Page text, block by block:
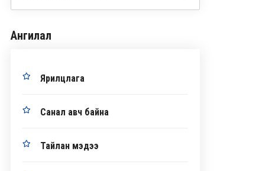
Ангилал
Ярилцлага
Санал авч байна
Тайлан мэдээ